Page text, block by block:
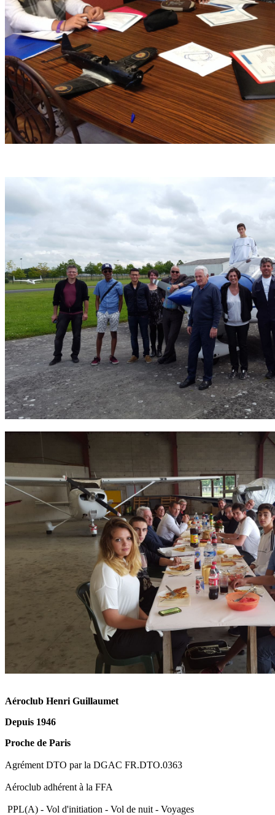
Aéroclub Henri Guillaumet
Depuis 1946
Proche de Paris
Agrément DTO par la DGAC FR.DTO.0363
Aéroclub adhérent à la FFA
PPL(A) - Vol d'initiation - Vol de nuit - Voyages